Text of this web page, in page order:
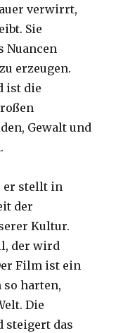
verwirrt,
Sie
Nuancen
erzeugen.
ist die
Gewalt und
er stellt in
der
Kultur.
der wird
Film ist ein
harten,
Die
steigert das